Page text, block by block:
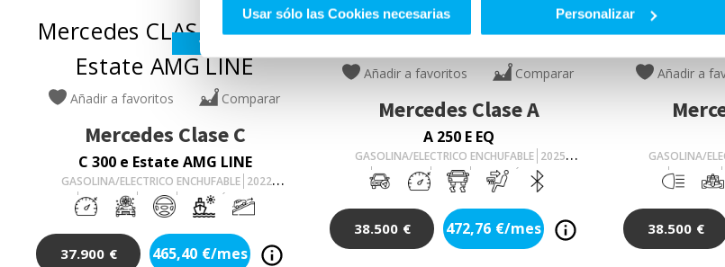
Usar sólo las Cookies necesarias Personalizar
VO
Añadir a favoritos Comparar
Mercedes Clase C
C 300 e Estate AMG LINE
GASOLINA/ELECTRICO ENCHUFABLE 2022
97.361 Km 204Cv AUTOMÁTICO
37.900 € 465,40 €/mes
Añadir a favoritos Comparar
Mercedes Clase A
A 250 E EQ
GASOLINA/ELECTRICO ENCHUFABLE 2025
10.589 Km 218Cv AUTOMÁTICO
38.500 € 472,76 €/mes
Añadir a
GASOLINA/
8.909
Km
38.500 €